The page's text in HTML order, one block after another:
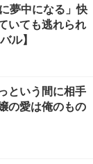
夢中になる」快
いても逃れられ
ル】
という間に相手
の愛は俺のもの